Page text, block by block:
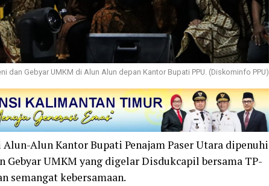
dan Gebyar UMKM di Alun Alun depan Kantor Bupati PPU. (Diskominfo PPU)
Alun Kantor Bupati Penajam Paser Utara dipenuhi
Gebyar UMKM yang digelar Disdukcapil bersama TP-
semangat kebersamaan.